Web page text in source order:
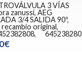
3 VÍAS
zanussi, AEG
3/4 SALIDA 90º,
recambio original,
645238280